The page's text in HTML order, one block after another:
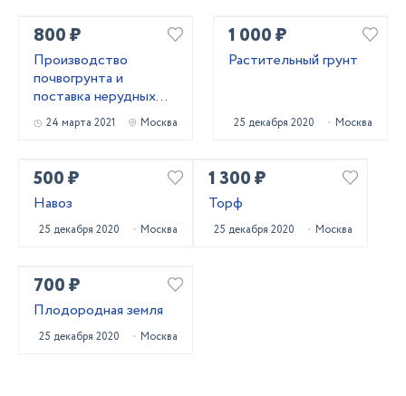
800 ₽
Производство
почвогрунта и
поставка нерудных
материалов
24 марта 2021 Москва
1 000 ₽
Растительный грунт
25 декабря 2020 Москва
500 ₽
Навоз
25 декабря 2020 Москва
1 300 ₽
Торф
25 декабря 2020 Москва
700 ₽
Плодородная земля
25 декабря 2020 Москва